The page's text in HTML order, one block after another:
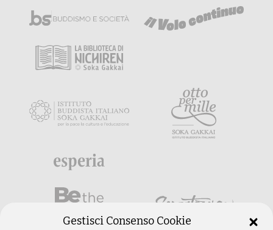
Gestisci Consenso Cookie